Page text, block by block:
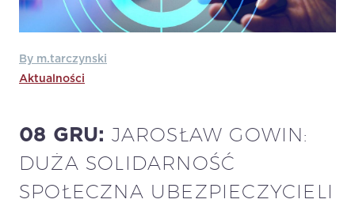
By m.tarczynski
Aktualności
08 GRU: JAROSŁAW GOWIN:
DUŻA SOLIDARNOŚĆ
SPOŁECZNA UBEZPIECZYCIELI